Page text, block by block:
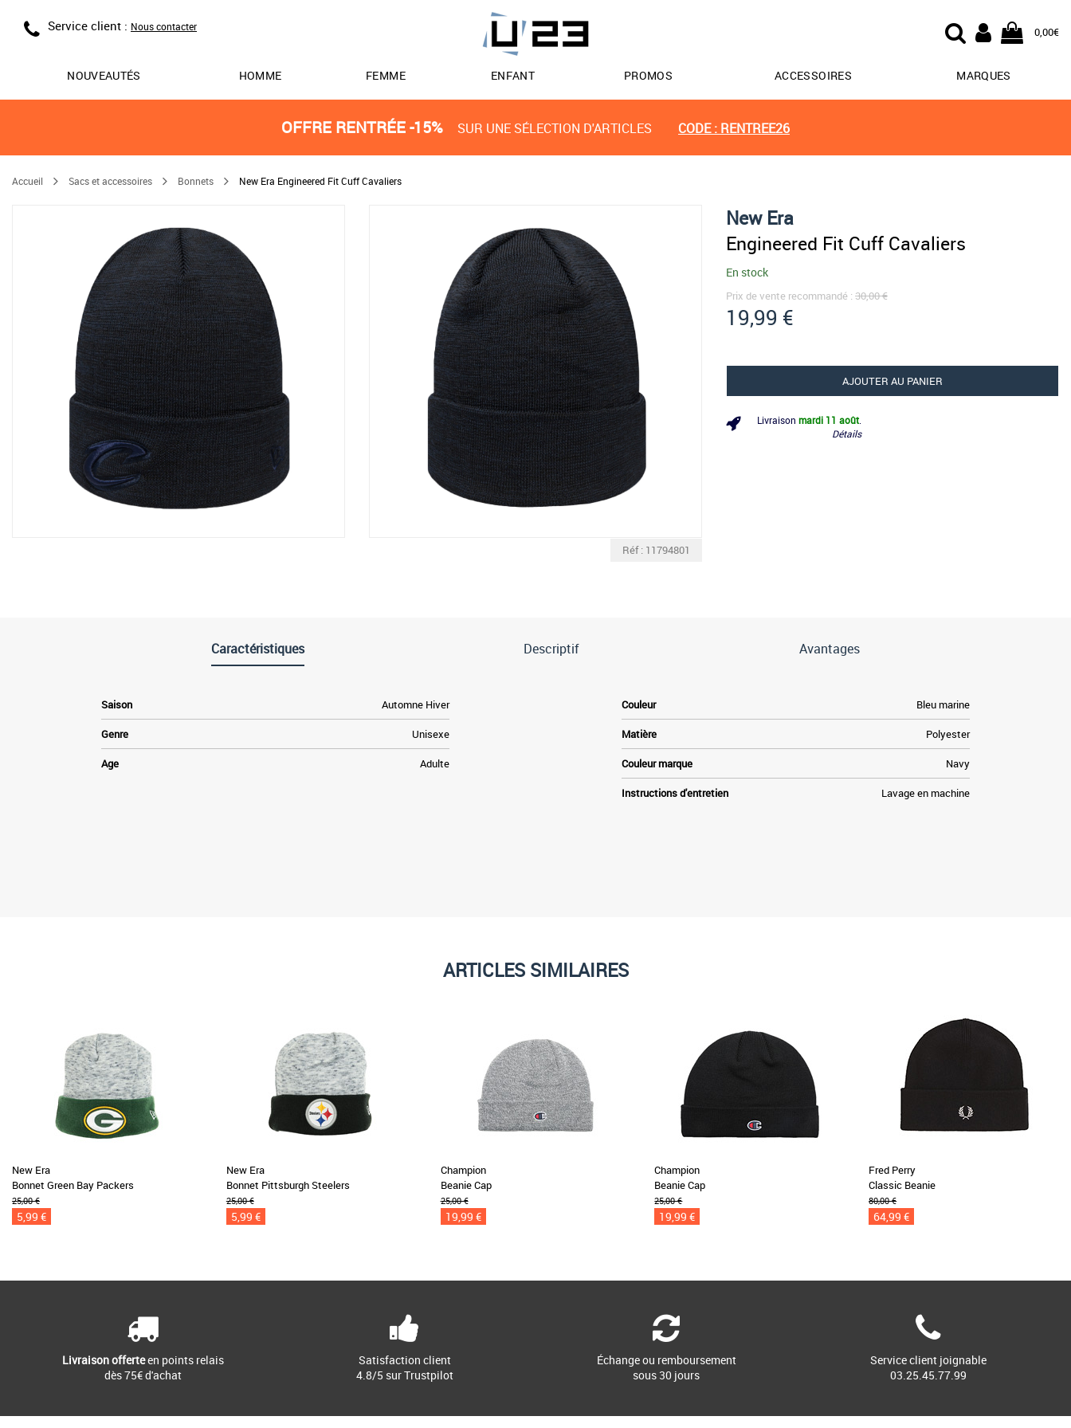
Service client : Nous contacter 0,00€
NOUVEAUTÉS HOMME FEMME ENFANT PROMOS ACCESSOIRES MARQUES
OFFRE RENTRÉE -15% SUR UNE SÉLECTION D'ARTICLES CODE : RENTREE26
Accueil Sacs et accessoires Bonnets New Era Engineered Fit Cuff Cavaliers
Réf : 11794801
New Era
Engineered Fit Cuff Cavaliers
En stock
Prix de vente recommandé : 30,00 €
19,99 €
AJOUTER AU PANIER
Livraison mardi 11 août
Détails
Caractéristiques Descriptif Avantages
Saison Automne Hiver
Genre Unisexe
Age Adulte
Couleur Bleu marine
Matière Polyester
Couleur marque Navy
Instructions d'entretien Lavage en machine
ARTICLES SIMILAIRES
New Era
Bonnet Green Bay Packers
25,00 €
5,99 €
New Era
Bonnet Pittsburgh Steelers
25,00 €
5,99 €
Champion
Beanie Cap
25,00 €
19,99 €
Champion
Beanie Cap
25,00 €
19,99 €
Fred Perry
Classic Beanie
80,00 €
64,99 €
Livraison offerteen points relais
dès 75€ d'achat
Satisfaction client
4.8/5 sur Trustpilot
Échange ou remboursement
sous 30 jours
Service client joignable
03.25.45.77.99